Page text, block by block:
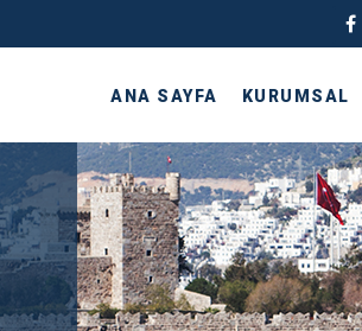
ANA SAYFA KURUMSAL